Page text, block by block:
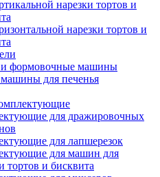
нарезки тортов и
нарезки тортов и
и формовочные машины
для печенья
для дражировочных
для лапшерезок
для машин для
тортов и бисквита